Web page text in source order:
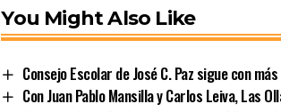
You Might Also Like
Consejo Escolar de José C. Paz sigue con
Con Juan Pablo Mansilla y Carlos Leiva, Las